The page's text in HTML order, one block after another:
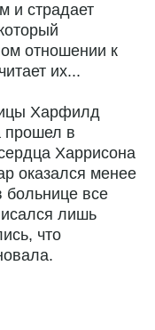
и страдает
отношении к
их...
Харфилд
прошел в
Харрисона
оказался менее
все
лишь
что